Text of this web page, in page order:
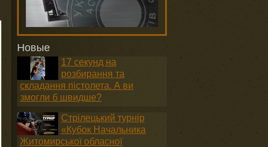
Новые
17 секунд на
розбирання та
складання пістолета. А ви
змогли б швидше?
Стрілецький турнір
«Кубок Начальника
Житомирської обласної